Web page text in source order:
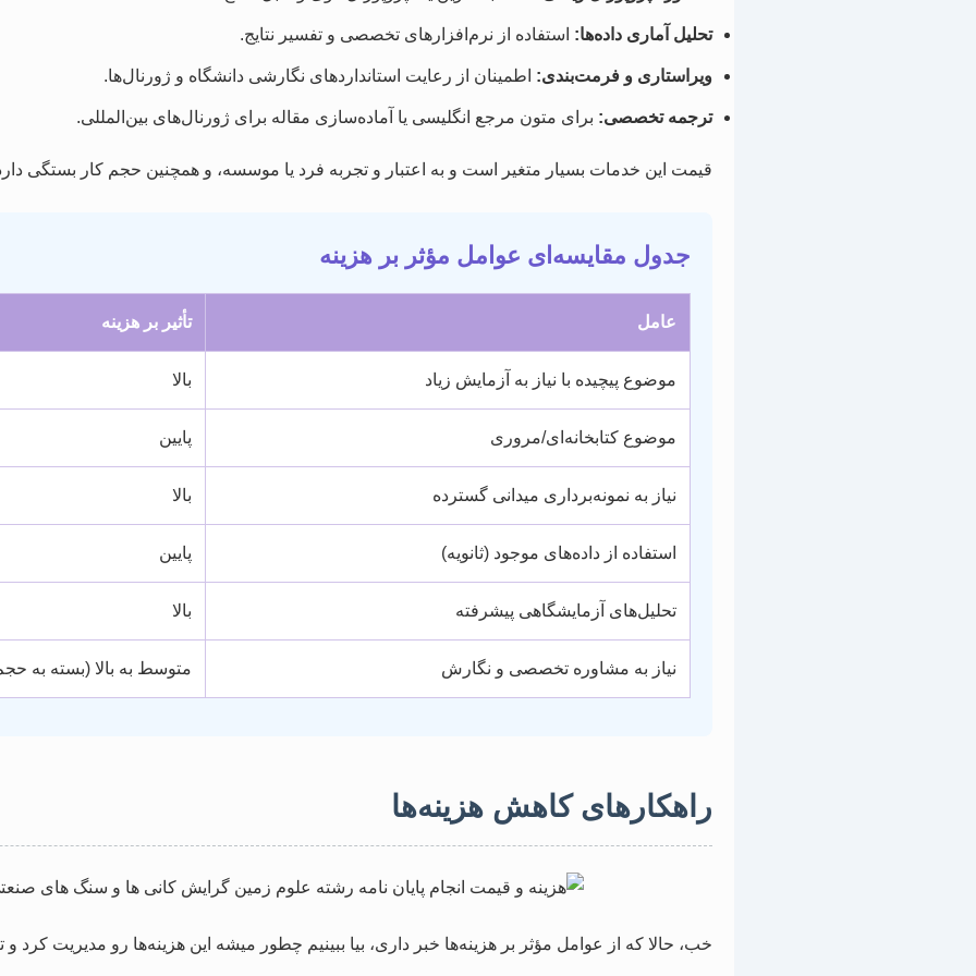
تحلیل آماری داده‌ها: استفاده از نرم‌افزارهای تخصصی و تفسیر نتایج.
ویراستاری و فرمت‌بندی: اطمینان از رعایت استانداردهای نگارشی دانشگاه و ژورنال‌ها.
ترجمه تخصصی: برای متون مرجع انگلیسی یا آماده‌سازی مقاله برای ژورنال‌های بین‌المللی.
قیمت این خدمات بسیار متغیر است و به اعتبار و تجربه فرد یا موسسه، و همچنین حجم کار بستگی
جدول مقایسه‌ای عوامل مؤثر بر هزینه
عامل تأثیر بر هزینه
موضوع پیچیده با نیاز به آزمایش زیاد بالا
موضوع کتابخانه‌ای/مروری پایین
نیاز به نمونه‌برداری میدانی گسترده بالا
استفاده از داده‌های موجود (ثانویه) پایین
تحلیل‌های آزمایشگاهی پیشرفته بالا
نیاز به مشاوره تخصصی و نگارش متوسط به بالا (بسته به
راهکارهای کاهش هزینه‌ها
خب، حالا که از عوامل مؤثر بر هزینه‌ها خبر داری، بیا ببینیم چطور میشه این هزینه‌ها رو مدیریت کرد و